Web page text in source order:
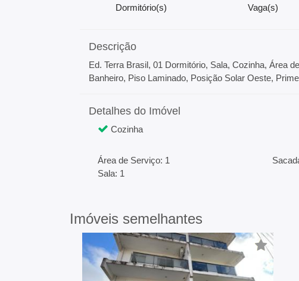
Dormitório(s)
Vaga(s)
Descrição
Ed. Terra Brasil, 01 Dormitório, Sala, Cozinha, Área
Banheiro, Piso Laminado, Posição Solar Oeste,
Detalhes do Imóvel
Cozinha
Área de Serviço: 1
Sala: 1
Imóveis semelhantes